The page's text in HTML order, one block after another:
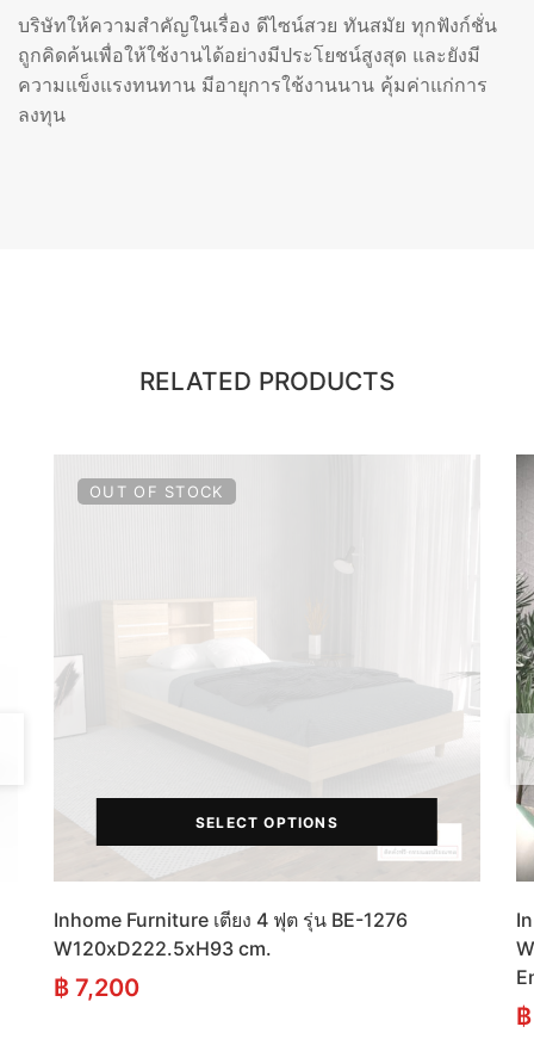
บริษัทให้ความสำคัญในเรื่อง ดีไซน์สวย ทันสมัย ทุกฟังก์ชั่น
ถูกคิดค้นเพื่อให้ใช้งานได้อย่างมีประโยชน์สูงสุด และยังมี
ความแข็งแรงทนทาน มีอายุการใช้งานนาน คุ้มค่าแก่การ
ลงทุน
RELATED PRODUCTS
OUT OF STOCK
SELECT OPTIONS
Inhome Furniture เตียง 4 ฟุต รุ่น BE-1276
W120xD222.5xH93 cm.
฿ 7,200
฿